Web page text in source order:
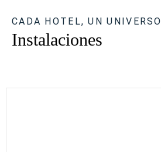
CADA HOTEL, UN UNIVERSO
Instalaciones